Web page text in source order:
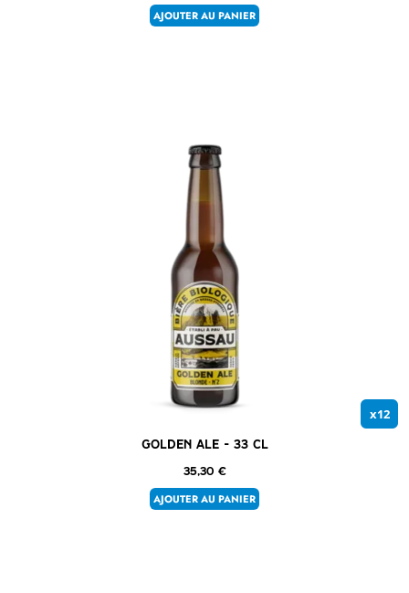
AJOUTER AU PANIER
x12
Golden Ale – 33 cl
35,30 €
AJOUTER AU PANIER